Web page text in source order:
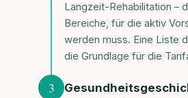
Langzeit-Rehabilitation –
Bereiche, für die aktiv
werden muss. Eine Liste
die Grundlage für die
3